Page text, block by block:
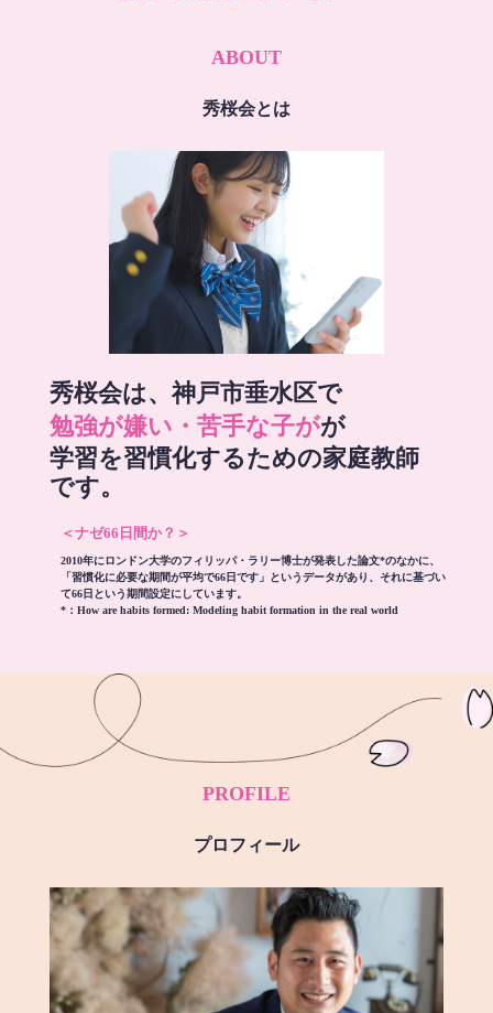
ABOUT
秀桜会とは
秀桜会は、神戸市垂水区で
勉強が嫌い・苦手な子がが
学習を習慣化するための家庭教師
です。
＜ナゼ66日間か？＞
2010年にロンドン大学のフィリッパ・ラリー博士が発表した論文*のなかに、
「習慣化に必要な期間が平均で66日です」というデータがあり、それに基づい
て66日という期間設定にしています。
*： How are habits formed: Modeling habit formation in the real world
PROFILE
プロフィール